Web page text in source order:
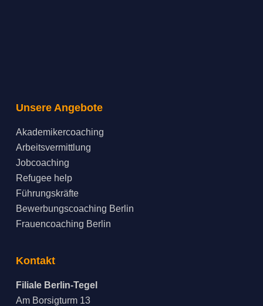
Unsere Angebote
Akademikercoaching
Arbeitsvermittlung
Jobcoaching
Refugee help
Führungskräfte
Bewerbungscoaching Berlin
Frauencoaching Berlin
Kontakt
Filiale Berlin-Tegel
Am Borsigturm 13